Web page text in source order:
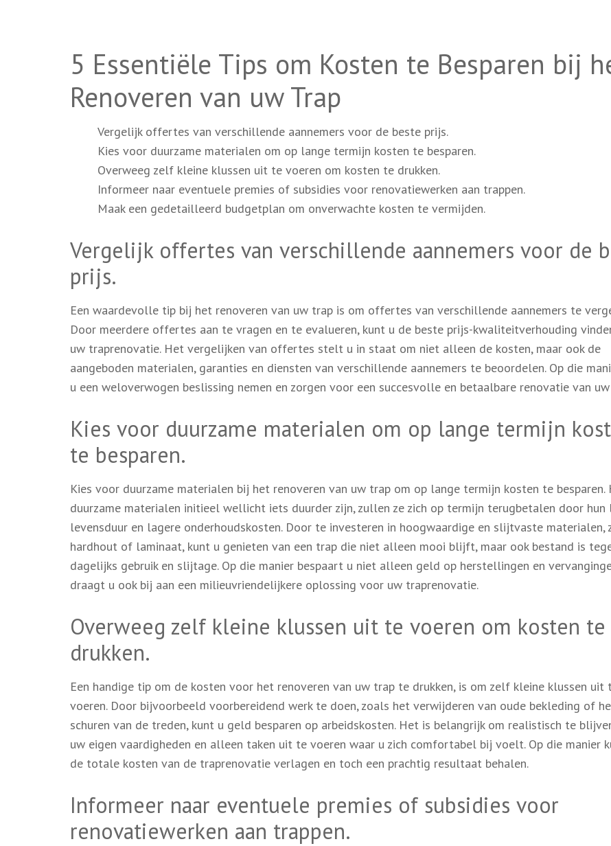
5 Essentiële Tips om Kosten te Besparen bij
Renoveren van uw Trap
Vergelijk offertes van verschillende aannemers voor de beste prijs.
Kies voor duurzame materialen om op lange termijn kosten te besparen.
Overweeg zelf kleine klussen uit te voeren om kosten te drukken.
Informeer naar eventuele premies of subsidies voor renovatiewerken aan trappen.
Maak een gedetailleerd budgetplan om onverwachte kosten te vermijden.
Vergelijk offertes van verschillende aannemers voor de
prijs.
Een waardevolle tip bij het renoveren van uw trap is om offertes van verschillende aannemers te
Door meerdere offertes aan te vragen en te evalueren, kunt u de beste prijs-kwaliteitverhouding
uw traprenovatie. Het vergelijken van offertes stelt u in staat om niet alleen de kosten, maar ook de
aangeboden materialen, garanties en diensten van verschillende aannemers te beoordelen. Op die
u een weloverwogen beslissing nemen en zorgen voor een succesvolle en betaalbare renovatie van
Kies voor duurzame materialen om op lange termijn
te besparen.
Kies voor duurzame materialen bij het renoveren van uw trap om op lange termijn kosten te besparen.
duurzame materialen initieel wellicht iets duurder zijn, zullen ze zich op termijn terugbetalen door hun
levensduur en lagere onderhoudskosten. Door te investeren in hoogwaardige en slijtvaste materialen,
hardhout of laminaat, kunt u genieten van een trap die niet alleen mooi blijft, maar ook bestand is
dagelijks gebruik en slijtage. Op die manier bespaart u niet alleen geld op herstellingen en
draagt u ook bij aan een milieuvriendelijkere oplossing voor uw traprenovatie.
Overweeg zelf kleine klussen uit te voeren om kosten te
drukken.
Een handige tip om de kosten voor het renoveren van uw trap te drukken, is om zelf kleine klussen uit
voeren. Door bijvoorbeeld voorbereidend werk te doen, zoals het verwijderen van oude bekleding of
schuren van de treden, kunt u geld besparen op arbeidskosten. Het is belangrijk om realistisch te
uw eigen vaardigheden en alleen taken uit te voeren waar u zich comfortabel bij voelt. Op die manier
de totale kosten van de traprenovatie verlagen en toch een prachtig resultaat behalen.
Informeer naar eventuele premies of subsidies voor
renovatiewerken aan trappen.